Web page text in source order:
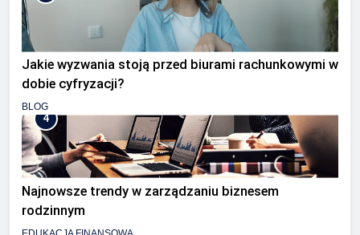
Jakie wyzwania stoją przed biurami rachunkowymi w
dobie cyfryzacji?
BLOG
4
Najnowsze trendy w zarządzaniu biznesem
rodzinnym